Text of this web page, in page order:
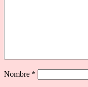
Nombre *